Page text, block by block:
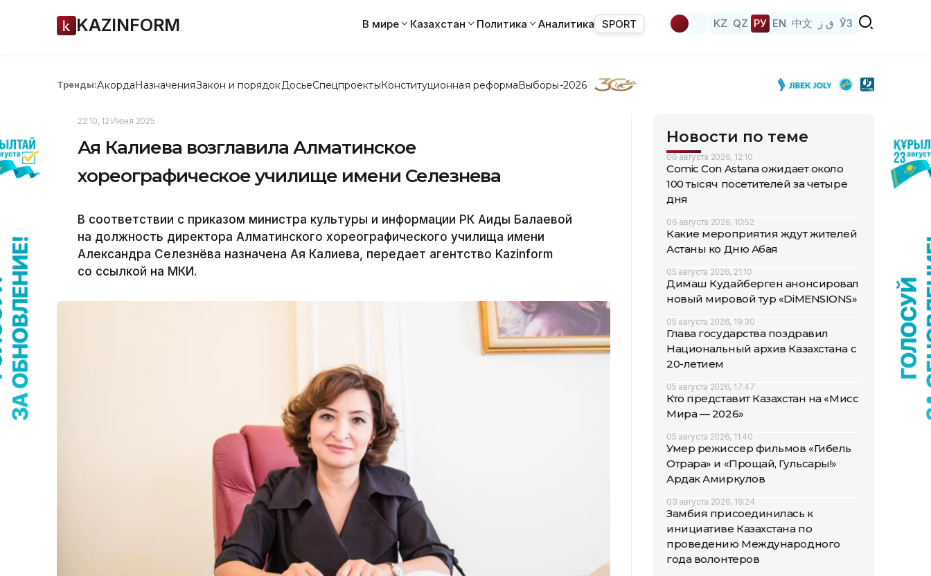
KAZINFORM В мире Казахстан Политика Аналитика SPORT KZ QZ РУ EN 中文 ق ز ЎЗ
Тренды:АкордаНазначенияЗакон и порядок ДосьеСпецпроектыКонституционная реформаВыборы-2026
22:10, 12 Июня 2025
Ая Калиева возглавила Алматинское
хореографическое училище имени Селезнева
В соответствии с приказом министра культуры и информации РК Аиды Балаевой
на должность директора Алматинского хореографического училища имени
Александра Селезнёва назначена Ая Калиева, передает агентство Kazinform
со ссылкой на МКИ.
Новости по теме
06 августа 2026, 12:10
Comic Con Astana ожидает около
100 тысяч посетителей за четыре
дня
06 августа 2026, 10:52
Какие мероприятия ждут жителей
Астаны ко Дню Абая
05 августа 2026, 21:10
Димаш Кудайберген анонсировал
новый мировой тур «DiMENSIONS»
05 августа 2026, 19:30
Глава государства поздравил
Национальный архив Казахстана с
20-летием
05 августа 2026, 17:47
Кто представит Казахстан на «Мисс
Мира — 2026»
05 августа 2026, 11:40
Умер режиссер фильмов «Гибель
Отрара» и «Прощай, Гульсары!»
Ардак Амиркулов
03 августа 2026, 19:24
Замбия присоединилась к
инициативе Казахстана по
проведению Международного
года волонтеров